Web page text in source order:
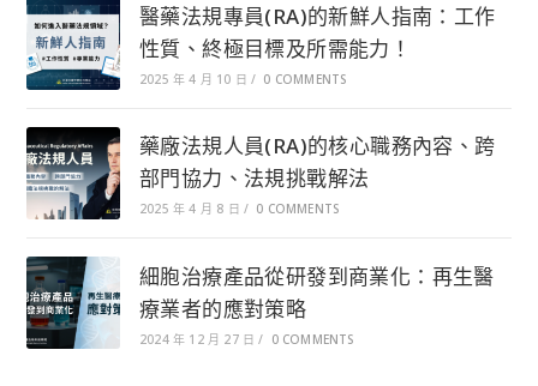
醫藥法規專員(RA)的新鮮人指南：工作
性質、終極目標及所需能力！
2025 年 4 月 10 日 / 0 COMMENTS
藥廠法規人員(RA)的核心職務內容、跨
部門協力、法規挑戰解法
2025 年 4 月 8 日 / 0 COMMENTS
細胞治療產品從研發到商業化：再生醫
療業者的應對策略
2024 年 12 月 27 日 / 0 COMMENTS